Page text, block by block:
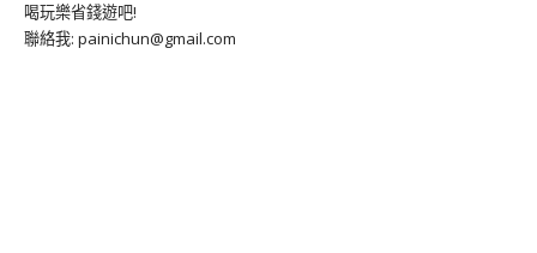
喝玩樂省錢遊吧!
聯絡我: painichun@gmail.com